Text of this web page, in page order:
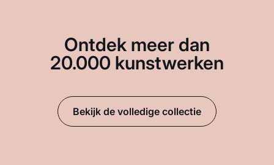
Ontdek meer dan
20.000 kunstwerken
Bekijk de volledige collectie